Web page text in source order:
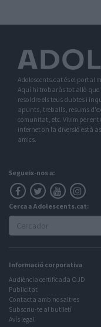
Adolescents.cat és el portal
Aquí hi trobaràs tot allò que
resoldre els teus dubtes i
apunts, treballs, resums
comunitat, etc. Vivim per
internet on la diversió està
amics.
Segueix-nos a:
Cerca a Adolescents.cat:
Informació corporativa
Audiència certificada OJD
Publicitat
Contacta amb nosaltres
Subscriu-te al butlletí
Avís legal